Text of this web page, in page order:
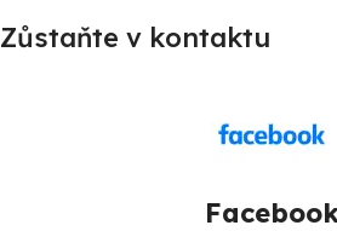
Zůstaňte v kontaktu